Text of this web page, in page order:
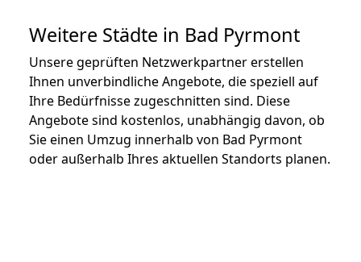
Weitere Städte in Bad Pyrmont
Unsere geprüften Netzwerkpartner erstellen
Ihnen unverbindliche Angebote, die speziell auf
Ihre Bedürfnisse zugeschnitten sind. Diese
Angebote sind kostenlos, unabhängig davon, ob
Sie einen Umzug innerhalb von Bad Pyrmont
oder außerhalb Ihres aktuellen Standorts planen.